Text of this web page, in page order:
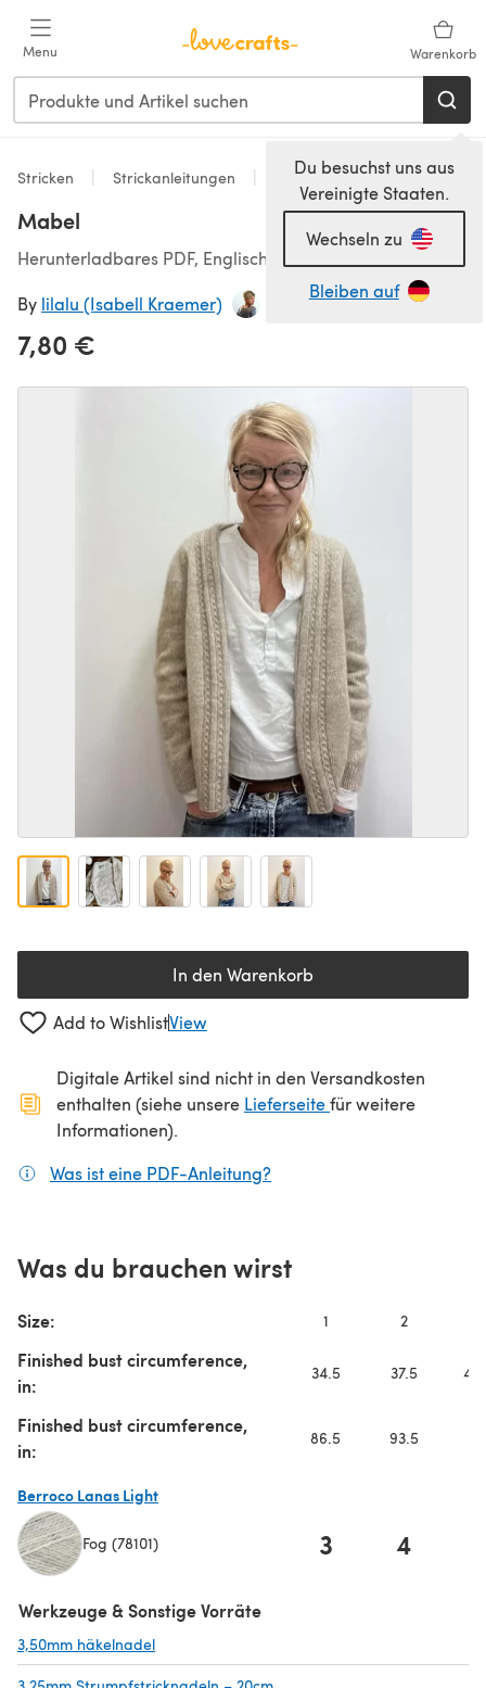
Menu Warenkorb
Du besuchst uns aus
Vereinigte Staaten.
Wechseln zu
Bleiben auf
Stricken Strickanleitungen Strickjacken
Mabel
Herunterladbares PDF, Englisch
By lilalu (Isabell Kraemer)
7,80 €
In den Warenkorb
Add to WishlistView
Digitale Artikel sind nicht in den Versandkosten
enthalten (siehe unsere Lieferseite(öffnet sich in
für weitere
Informationen).
Was ist eine PDF-Anleitung?
Was du brauchen wirst
Size: 1 2
Finished bust circumference,
in:
34.5 37.5
Finished bust circumference,
in:
86.5 93.5
Berroco Lanas Light
Fog (78101) 3 4
Werkzeuge & Sonstige Vorräte
3,50mm häkelnadel